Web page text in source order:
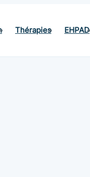
Thérapies EHPAD